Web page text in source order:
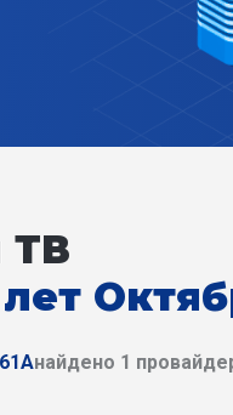
ТВ
найдено 1